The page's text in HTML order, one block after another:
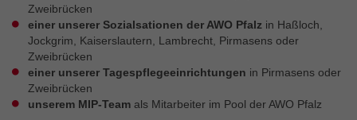
Zweibrücken
einer unserer Sozialsationen der AWO Pfalz in Haßloch,
Jockgrim, Kaiserslautern, Lambrecht, Pirmasens oder
Zweibrücken
einer unserer Tagespflegeeinrichtungen in Pirmasens oder
Zweibrücken
unserem MIP-Team als Mitarbeiter im Pool der AWO Pfalz